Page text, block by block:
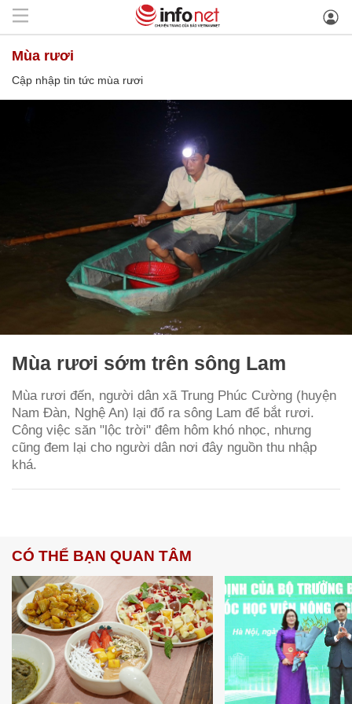
mùa rươi
Cập nhập tin tức mùa rươi
Mùa rươi sớm trên sông Lam
Mùa rươi đến, người dân xã Trung Phúc Cường (huyện
Nam Đàn, Nghệ An) lại đổ ra sông Lam để bắt rươi.
Công việc săn "lộc trời" đêm hôm khó nhọc, nhưng
cũng đem lại cho người dân nơi đây nguồn thu nhập
khá.
CÓ THỂ BẠN QUAN TÂM